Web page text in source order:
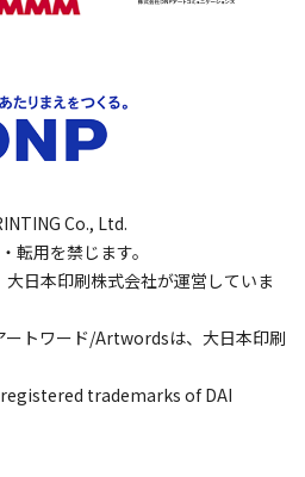
Co., Ltd.
転用を禁じます。
日本印刷株式会社が運営していま
トワード/Artwordsは、大日本印刷
trademarks of DAI